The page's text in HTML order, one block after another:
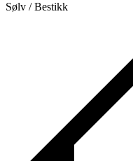
Sølv / Bestikk